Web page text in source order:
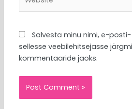
Salvesta minu nimi, e-
sellesse veebilehitsejasse
kommentaaride jaoks.